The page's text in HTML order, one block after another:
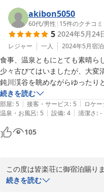
2025-03-12
akibon5050
60代/男性 | 15件のクチコミ
5 2024年5月24
レジャー 一人 2024年5月宿泊
食事、温泉ともにとても素晴ら
少々古びてはいましたが、大変
鈍川渓谷を眺めながらゆったり
れば家族を連れてまた利用した
続きを読む
部屋: 5 | 接客・サービス: 5 | ロケ
温泉・お風呂: 5 | 設備: 4 | 清潔さ: -
105
この度は皆楽荘に御宿泊賜り
また、お褒め頂きまして誠に
続きを読む